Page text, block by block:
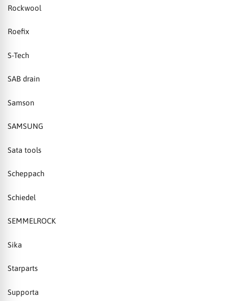
Rockwool
Roefix
S-Tech
SAB drain
Samson
SAMSUNG
Sata tools
Scheppach
Schiedel
SEMMELROCK
Sika
Starparts
Supporta